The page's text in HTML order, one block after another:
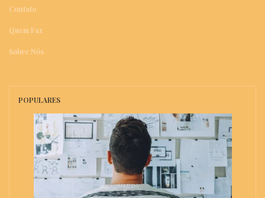
Contato
Quem Faz
Sobre Nós
POPULARES